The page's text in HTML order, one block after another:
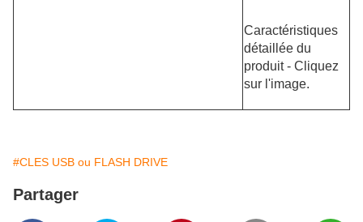
Caractéristiques
détaillée du
produit - Cliquez
sur l'image.
#CLES USB ou FLASH DRIVE
Partager